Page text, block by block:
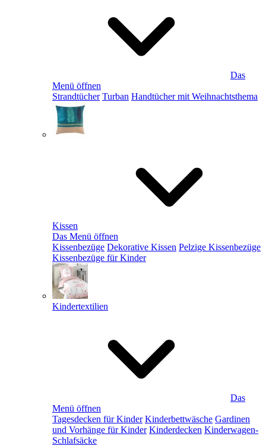
Das
Menü öffnen
Strandtücher Turban Handtücher mit Weihnachtsthema
Kissen
Das Menü öffnen
Kissenbezüge Dekorative Kissen Pelzige Kissenbezüge
Kissenbezüge für Kinder
Kindertextilien
Das
Menü öffnen
Tagesdecken für Kinder Kinderbettwäsche Gardinen
und Vorhänge für Kinder Kinderdecken Kinderwagen-
Schlafsäcke